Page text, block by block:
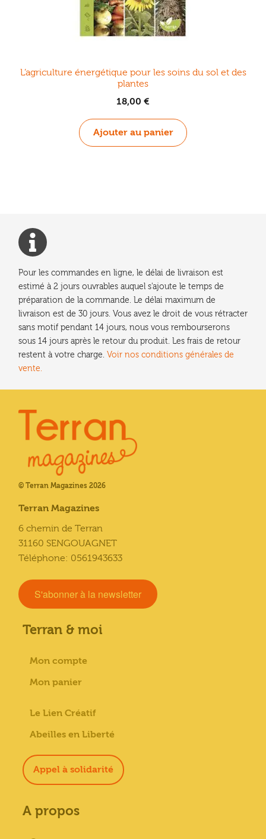
L’agriculture énergétique pour les soins du sol et des
plantes
18,00 €
Ajouter au panier
Pour les commandes en ligne, le délai de livraison est
estimé à 2 jours ouvrables auquel s'ajoute le temps de
préparation de la commande. Le délai maximum de
livraison est de 30 jours. Vous avez le droit de vous rétracter
sans motif pendant 14 jours, nous vous rembourserons
sous 14 jours après le retour du produit. Les frais de retour
restent à votre charge. Voir nos conditions générales de
vente.
© Terran Magazines 2026
Terran Magazines
6 chemin de Terran
31160 SENGOUAGNET
Téléphone: 0561943633
S'abonner à la newsletter
Terran & moi
Mon compte
Mon panier
Le Lien Créatif
Abeilles en Liberté
Appel à solidarité
A propos